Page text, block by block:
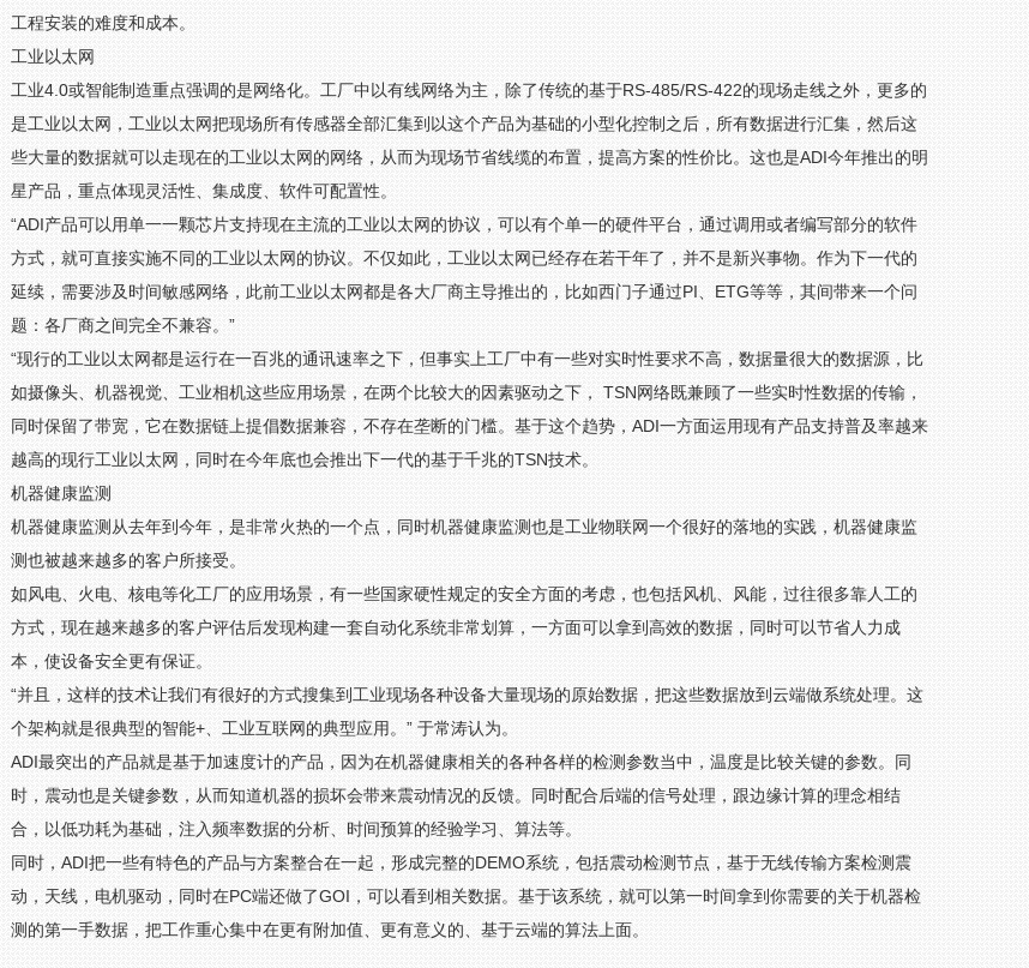
工程安装的难度和成本。
工业以太网
工业4.0或智能制造重点强调的是网络化。工厂中以有线网络为主，除了传统的基于RS-485/RS-422的现场走线之外，更多的
是工业以太网，工业以太网把现场所有传感器全部汇集到以这个产品为基础的小型化控制之后，所有数据进行汇集，然后这
些大量的数据就可以走现在的工业以太网的网络，从而为现场节省线缆的布置，提高方案的性价比。这也是ADI今年推出的明
星产品，重点体现灵活性、集成度、软件可配置性。
“ADI产品可以用单一一颗芯片支持现在主流的工业以太网的协议，可以有个单一的硬件平台，通过调用或者编写部分的软件
方式，就可直接实施不同的工业以太网的协议。不仅如此，工业以太网已经存在若干年了，并不是新兴事物。作为下一代的
延续，需要涉及时间敏感网络，此前工业以太网都是各大厂商主导推出的，比如西门子通过PI、ETG等等，其间带来一个问
题：各厂商之间完全不兼容。”
“现行的工业以太网都是运行在一百兆的通讯速率之下，但事实上工厂中有一些对实时性要求不高，数据量很大的数据源，比
如摄像头、机器视觉、工业相机这些应用场景，在两个比较大的因素驱动之下， TSN网络既兼顾了一些实时性数据的传输，
同时保留了带宽，它在数据链上提倡数据兼容，不存在垄断的门槛。基于这个趋势，ADI一方面运用现有产品支持普及率越来
越高的现行工业以太网，同时在今年底也会推出下一代的基于千兆的TSN技术。
机器健康监测
机器健康监测从去年到今年，是非常火热的一个点，同时机器健康监测也是工业物联网一个很好的落地的实践，机器健康监
测也被越来越多的客户所接受。
如风电、火电、核电等化工厂的应用场景，有一些国家硬性规定的安全方面的考虑，也包括风机、风能，过往很多靠人工的
方式，现在越来越多的客户评估后发现构建一套自动化系统非常划算，一方面可以拿到高效的数据，同时可以节省人力成
本，使设备安全更有保证。
“并且，这样的技术让我们有很好的方式搜集到工业现场各种设备大量现场的原始数据，把这些数据放到云端做系统处理。这
个架构就是很典型的智能+、工业互联网的典型应用。” 于常涛认为。
ADI最突出的产品就是基于加速度计的产品，因为在机器健康相关的各种各样的检测参数当中，温度是比较关键的参数。同
时，震动也是关键参数，从而知道机器的损坏会带来震动情况的反馈。同时配合后端的信号处理，跟边缘计算的理念相结
合，以低功耗为基础，注入频率数据的分析、时间预算的经验学习、算法等。
同时，ADI把一些有特色的产品与方案整合在一起，形成完整的DEMO系统，包括震动检测节点，基于无线传输方案检测震
动，天线，电机驱动，同时在PC端还做了GOI，可以看到相关数据。基于该系统，就可以第一时间拿到你需要的关于机器检
测的第一手数据，把工作重心集中在更有附加值、更有意义的、基于云端的算法上面。